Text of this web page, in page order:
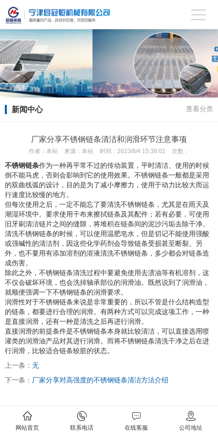
新闻中心 查看分类
厂家分享不锈钢链条清洁和润滑环节注意事项
作者： 本站 来源： 本站 时间： 2023/8/4 15:38:02 次数：
不锈钢链条作为一种再平常不过的传动装置，平时清洁、使用的时候
倒不能马虎，否则会影响到它的使用效果。不锈钢链条一般都是采用
的双曲线弧的设计，目的是为了减小摩擦力，使用于动力比较大而运
行速度比较慢的地方。
但每次使用之后，一定不能忘了要清洗不锈钢链条，尤其是在雨天及
潮湿环境中。要求使用干布来擦拭链条及其配件；若有必要，可使用
旧牙刷清洁链片之间的缝隙，将堆积在链条间的泥沙污垢去除干净。
清洗不锈钢链条的时候，可以使用温肥皂水，但是切记不能使用强酸
或强碱性的清洁剂，因这些化学药剂会导致链条受损甚至断裂。另
外，也不要用有添加溶剂的溶液清洗不锈钢链条，多少都会对链条造
成伤害。
除此之外，不锈钢链条清洗过程中要避免使用去渍油等有机溶剂，这
不仅会破坏环境，也会洗掉轴承部位的润滑油。既然说到了润滑油，
就顺便强调一下不锈钢链条的润滑要求。
润滑性对于不锈钢链条来说是非常重要的，所以不管是什么结构造型
的链条，都要进行合理的润滑。有两种方式可以完成这项工作，一种
是直接润滑，还有一种是清洗之后再进行润滑。
直接润滑的前提条件是不锈钢链条本身就比较清洁，可以直接选用喷
灌类的润滑油产品对其进行润滑。而将不锈钢链条清洗干净之后在进
行润滑，比较适合链条较脏的状态。
上一条： 无
下一条： 厂家分享对高强度的不锈钢链条清洁方法介绍
网站首页 联系电话 在线客服 公司地址